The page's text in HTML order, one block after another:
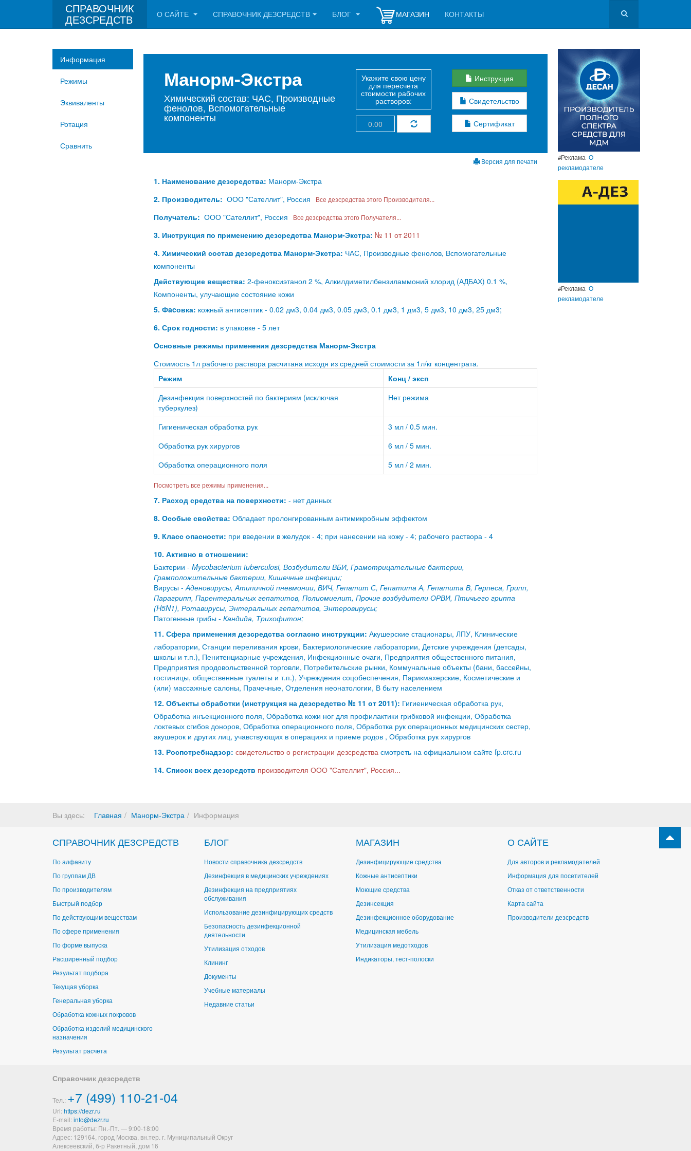
СПРАВОЧНИК
ДЕЗСРЕДСТВ О САЙТЕ СПРАВОЧНИК ДЕЗСРЕДСТВ БЛОГ МАГАЗИН КОНТАКТЫ
Манорм-Экстра
Химический состав: ЧАС, Производные
фенолов, Вспомогательные
компоненты
Укажите свою цену
для пересчета
стоимости рабочих
растворов:
Инструкция
Свидетельство
Сертификат
Версия для печати
1. Наименование дезсредства: Манорм-Экстра
2. Производитель: ООО "Сателлит", Россия Все дезсредства этого Производителя...
Получатель: ООО "Сателлит", Россия Все дезсредства этого Получателя...
3. Инструкция по применению дезсредства Манорм-Экстра: № 11 от 2011
4. Химический состав дезсредства Манорм-Экстра: ЧАС, Производные фенолов, Вспомогательные
компоненты
Действующие вещества: 2-феноксиэтанол 2 %, Алкилдиметилбензиламмоний хлорид (АДБАХ) 0.1 %,
Компоненты, улучающие состояние кожи
5. Фacовка: кожный антисептик - 0.02 дм3, 0.04 дм3, 0.05 дм3, 0.1 дм3, 1 дм3, 5 дм3, 10 дм3, 25 дм3;
6. Срок годности: в упаковке - 5 лет
Основные режимы применения дезсредства Манорм-Экстра
Стоимость 1л рабочего раствора расчитана исходя из средней стоимости за 1л/кг концентрата.
Режим
Конц / эксп
Дезинфекция поверхностей по бактериям (исключая
туберкулез)
Нет режима
Гигиеническая обработка рук
3 мл / 0.5 мин.
Обработка рук хирургов
6 мл / 5 мин.
Обработка операционного поля
5 мл / 2 мин.
Посмотреть все режимы применения...
7. Расход средства на поверхности: - нет данных
8. Особые свойства: Обладает пролонгированным антимикробным эффектом
9. Класс опасности: при введении в желудок - 4; при нанесении на кожу - 4; рабочего раствора - 4
10. Активно в отношении:
Бактерии - Mycobacterium tuberculosi, Возбудители ВБИ, Грамотрицательные бактерии,
Грамположительные бактерии, Кишечные инфекции;
Вирусы -Аденовирусы, Атипичной пневмонии, ВИЧ, Гепатит С, Гепатита А, Гепатита В, Герпеса, Грипп,
Парагрипп, Парентеральных гепатитов, Полиомиелит, Прочие возбудители ОРВИ, Птичьего гриппа
(H5N1), Ротавирусы, Энтеральных гепатитов, Энтеровирусы;
Патогенные грибы - Кандида, Трихофитон;
11. Сфера применения дезсредства согласно инструкции: Акушерские стационары, ЛПУ, Клинические
лаборатории, Станции переливания крови, Бактериологические лаборатории, Детские учреждения (детсады,
школы и т.п.), Пенитенциарные учреждения, Инфекционные очаги, Предприятия общественного питания,
Предприятия продовольственной торговли, Потребительские рынки, Коммунальные объекты (бани, бассейны,
гостиницы, общественные туалеты и т.п.), Учреждения соцобеспечения, Парикмахерские, Косметические и
(или) массажные салоны, Прачечные, Отделения неонатологии, В быту населением
12. Объекты обработки (инструкция на дезсредство № 11 от 2011): Гигиеническая обработка рук,
Обработка инъекционного поля, Обработка кожи ног для профилактики грибковой инфекции, Обработка
локтевых сгибов доноров, Обработка операционного поля, Обработка рук операционных медицинских сестер,
акушерок и других лиц, учавствующих в операциях и приеме родов , Обработка рук хирургов
13. Роспотребнадзор: свидетельство о регистрации дезсредства смотреть на официальном сайте fp.crc.ru
14. Список всех дезсредств производителя ООО "Сателлит", Россия...
Информация
Режимы
Эквиваленты
Ротация
Сравнить
#РекламаО
рекламодателе
#РекламаО
рекламодателе
Вы здесь: Главная Манорм-Экстра Информация
СПРАВОЧНИК ДЕЗСРЕДСТВ
По алфавиту
По группам ДВ
По производителям
Быстрый подбор
По действующим веществам
По сфере применения
По форме выпуска
Расширенный подбор
Результат подбора
Текущая уборка
Генеральная уборка
Обработка кожных покровов
Обработка изделий медицинского
назначения
Результат расчета
БЛОГ
Новости справочника дезсредств
Дезинфекция в медицинских учреждениях
Дезинфекция на предприятиях
обслуживания
Использование дезинфицирующих средств
Безопасность дезинфекционной
деятельности
Утилизация отходов
Клининг
Документы
Учебные материалы
Недавние статьи
МАГАЗИН
Дезинфицирующие средства
Кожные антисептики
Моющие средства
Дезинсекция
Дезинфекционное оборудование
Медицинская мебель
Утилизация медотходов
Индикаторы, тест-полоски
О САЙТЕ
Для авторов и рекламодателей
Информация для посетителей
Отказ от ответственности
Карта сайта
Производители дезсредств
Справочник дезсредств
Тел.: +7 (499) 110-21-04
Url: https://dezr.ru
E-mail:
Время работы: Пн.-Пт. — 9:00-18:00
Адрес: 129164, город Москва, вн.тер. г. Муниципальный Округ
Алексеевский б-р Ракетный, дом 16